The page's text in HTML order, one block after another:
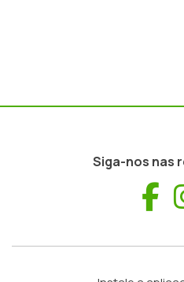
Siga-nos nas